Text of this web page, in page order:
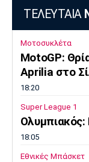
ΤΕΛΕΥΤΑΙΑ
Μοτοσυκλέτα
MotoGP:
Aprilia στο
18:20
Super League 1
Ολυμπιακός:
18:05
Εθνικές Μπάσκετ